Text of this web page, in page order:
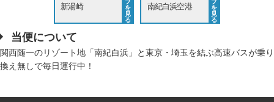
新湯崎
を
見
る
南紀白浜空港
を
見
る
当便について
関西随一のリゾート地「南紀白浜」と東京・埼玉を結ぶ高速バスが乗り
換え無しで毎日運行中！